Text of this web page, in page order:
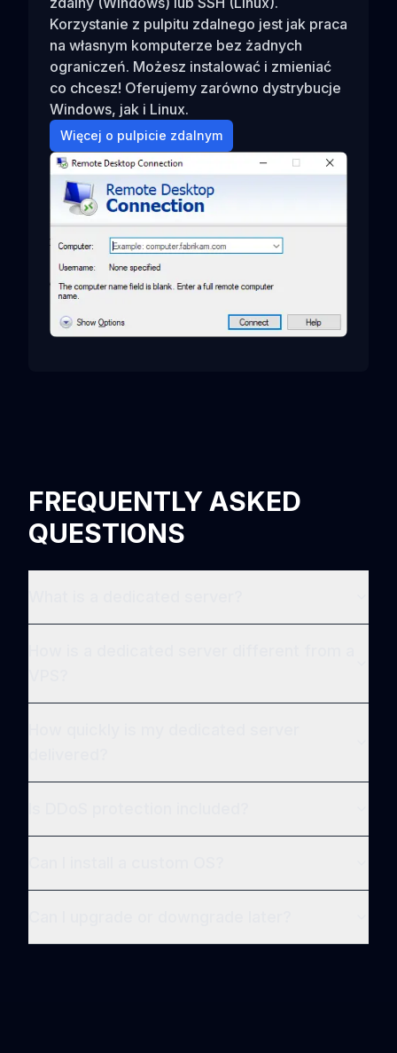
Korzystanie z pulpitu zdalnego jest jak praca
na własnym komputerze bez żadnych
ograniczeń. Możesz instalować i zmieniać
co chcesz! Oferujemy zarówno dystrybucje
Windows, jak i Linux.
Więcej o pulpicie zdalnym
FREQUENTLY ASKED
QUESTIONS